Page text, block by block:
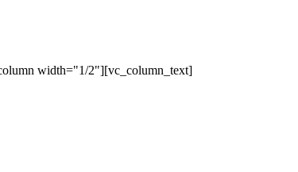
width="1/2"][vc_column_text]